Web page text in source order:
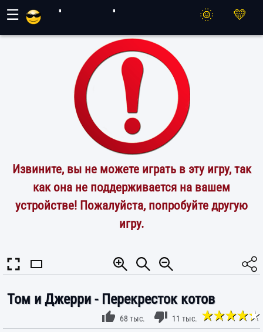
☰
Извините, вы не можете играть в эту игру, так
как она не поддерживается на вашем
устройстве! Пожалуйста, попробуйте другую
игру.
Том и Джерри - Перекресток котов
68 тыс. 11 тыс.